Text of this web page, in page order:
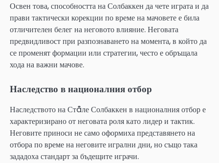
Освен това, способността на Солбаккен да чете играта и да
прави тактически корекции по време на мачовете е била
отличителен белег на неговото влияние. Неговата
предвидливост при разпознаването на момента, в който да
се променят формации или стратегии, често е обръщала
хода на важни мачове.
Наследство в националния отбор
Наследството на Стåле Солбаккен в националния отбор е
характеризирано от неговата роля като лидер и тактик.
Неговите приноси не само оформиха представянето на
отбора по време на неговите игрални дни, но също така
зададоха стандарт за бъдещите играчи.